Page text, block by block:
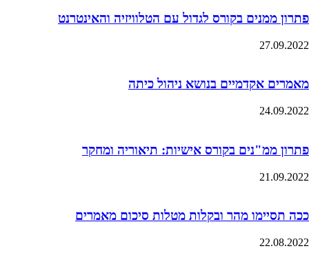
פתרון ממנים בקורס לגדול עם הטלוויזיה והאינטרנט
27.09.2022
מאמרים אקדמיים בנושא ניהול כיתה
24.09.2022
פתרון ממ"נים בקורס אישיות: תיאוריה ומחקר
21.09.2022
ככה תסיימו מהר ובקלות מטלות סיכום מאמרים
22.08.2022